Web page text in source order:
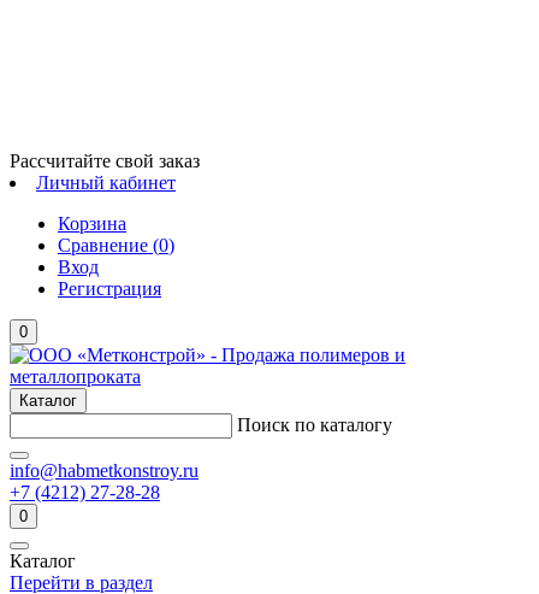
Рассчитайте свой заказ
Личный кабинет
Корзина
Сравнение (0)
Вход
Регистрация
0
Каталог
Поиск по каталогу
info@habmetkonstroy.ru
+7 (4212) 27-28-28
0
Каталог
Перейти в раздел